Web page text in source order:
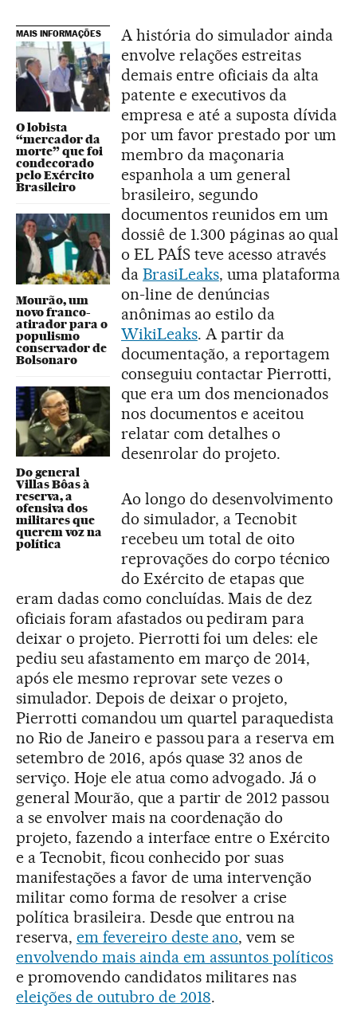
MAIS INFORMAÇÕES
O lobista
“mercador da
morte” que foi
condecorado
pelo Exército
Brasileiro
Mourão, um
novo franco-
atirador para o
populismo
conservador de
Bolsonaro
Do general
Villas Bôas à
reserva, a
ofensiva dos
militares que
querem voz na
política
A história do simulador ainda
envolve relações estreitas
demais entre oficiais da alta
patente e executivos da
empresa e até a suposta dívida
por um favor prestado por um
membro da maçonaria
espanhola a um general
brasileiro, segundo
documentos reunidos em um
dossiê de 1.300 páginas ao qual
o EL PAÍS teve acesso através
da BrasiLeaks, uma plataforma
on-line de denúncias
anônimas ao estilo da
WikiLeaks. A partir da
documentação, a reportagem
conseguiu contactar Pierrotti,
que era um dos mencionados
nos documentos e aceitou
relatar com detalhes o
desenrolar do projeto.
Ao longo do desenvolvimento
do simulador, a Tecnobit
recebeu um total de oito
reprovações do corpo técnico
do Exército de etapas que
eram dadas como concluídas. Mais de dez
oficiais foram afastados ou pediram para
deixar o projeto. Pierrotti foi um deles: ele
pediu seu afastamento em março de 2014,
após ele mesmo reprovar sete vezes o
simulador. Depois de deixar o projeto,
Pierrotti comandou um quartel paraquedista
no Rio de Janeiro e passou para a reserva em
setembro de 2016, após quase 32 anos de
serviço. Hoje ele atua como advogado. Já o
general Mourão, que a partir de 2012 passou
a se envolver mais na coordenação do
projeto, fazendo a interface entre o Exército
e a Tecnobit, ficou conhecido por suas
manifestações a favor de uma intervenção
militar como forma de resolver a crise
política brasileira. Desde que entrou na
reserva, em fevereiro deste ano, vem se
envolvendo mais ainda em assuntos políticos
e promovendo candidatos militares nas
eleições de outubro de 2018.